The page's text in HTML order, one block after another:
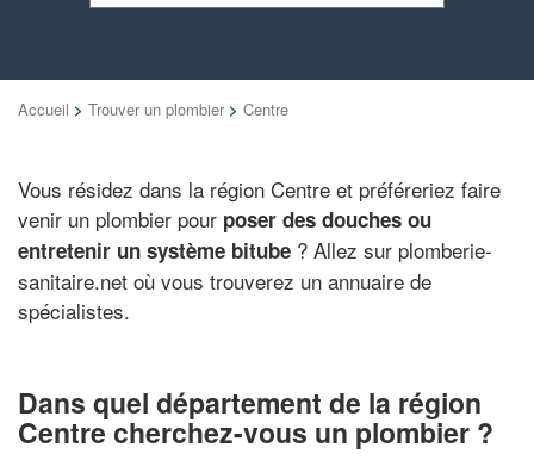
Accueil > Trouver un plombier > Centre
Vous résidez dans la région Centre et préféreriez faire
venir un plombier pour poser des douches ou
entretenir un système bitube ? Allez sur plomberie-
sanitaire.net où vous trouverez un annuaire de
spécialistes.
Dans quel département de la région
Centre cherchez-vous un plombier ?